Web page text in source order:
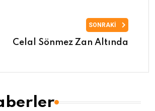
SONRAKI
Celal Sönmez Zan Altında